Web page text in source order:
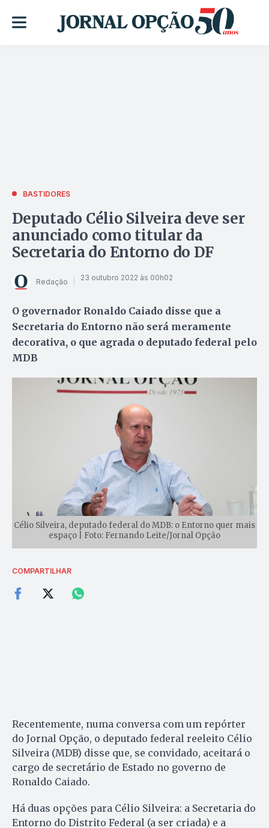
BASTIDORES
Deputado Célio Silveira deve ser
anunciado como titular da
Secretaria do Entorno do DF
Redação 23 outubro 2022 às 00h02
O governador Ronaldo Caiado disse que a
Secretaria do Entorno não será meramente
decorativa, o que agrada o deputado federal pelo
MDB
Célio Silveira, deputado federal do MDB: o Entorno quer mais
espaço | Foto: Fernando Leite/Jornal Opção
COMPARTILHAR
Recentemente, numa conversa com um repórter
do Jornal Opção, o deputado federal reeleito Célio
Silveira (MDB) disse que, se convidado, aceitará o
cargo de secretário de Estado no governo de
Ronaldo Caiado.
Há duas opções para Célio Silveira: a Secretaria do
Entorno do Distrito Federal (a ser criada) e a